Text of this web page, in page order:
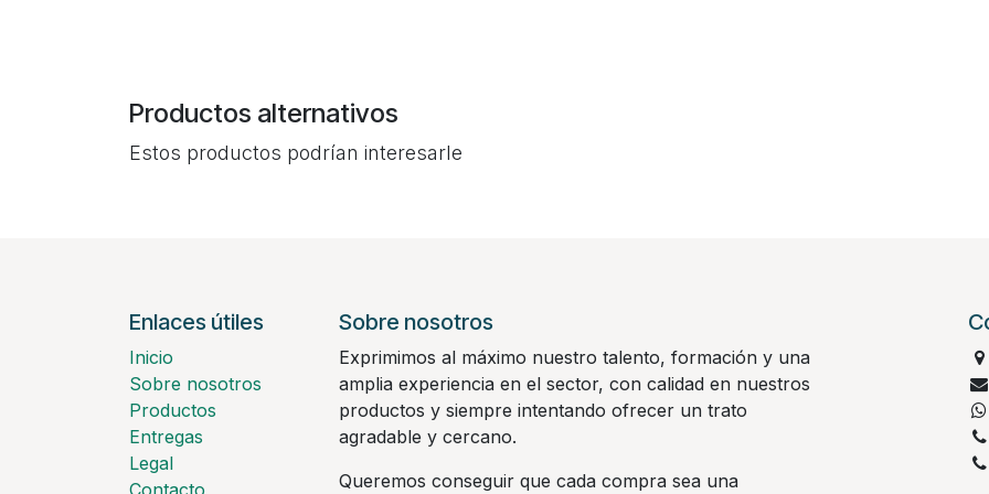
Productos alternativos
Estos productos podrían interesarle
Enlaces útiles
Inicio
Sobre nosotros
Productos
Entregas
Legal
Contacto
Sobre nosotros
Exprimimos al máximo nuestro talento, formación y una
amplia experiencia en el sector, con calidad en nuestros
productos y siempre intentando ofrecer un trato
agradable y cercano.
Queremos conseguir que cada compra sea una